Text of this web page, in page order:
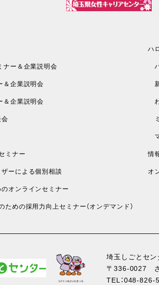
ー＆企業説明会
企業説明会
企業説明会
ミナー
ーによる個別相談
オンラインセミナー
ための採用力向上セミナー（オンデマンド）
ハ
情
オ
埼玉しごとセン
〒336-0027
TEL：048-826-